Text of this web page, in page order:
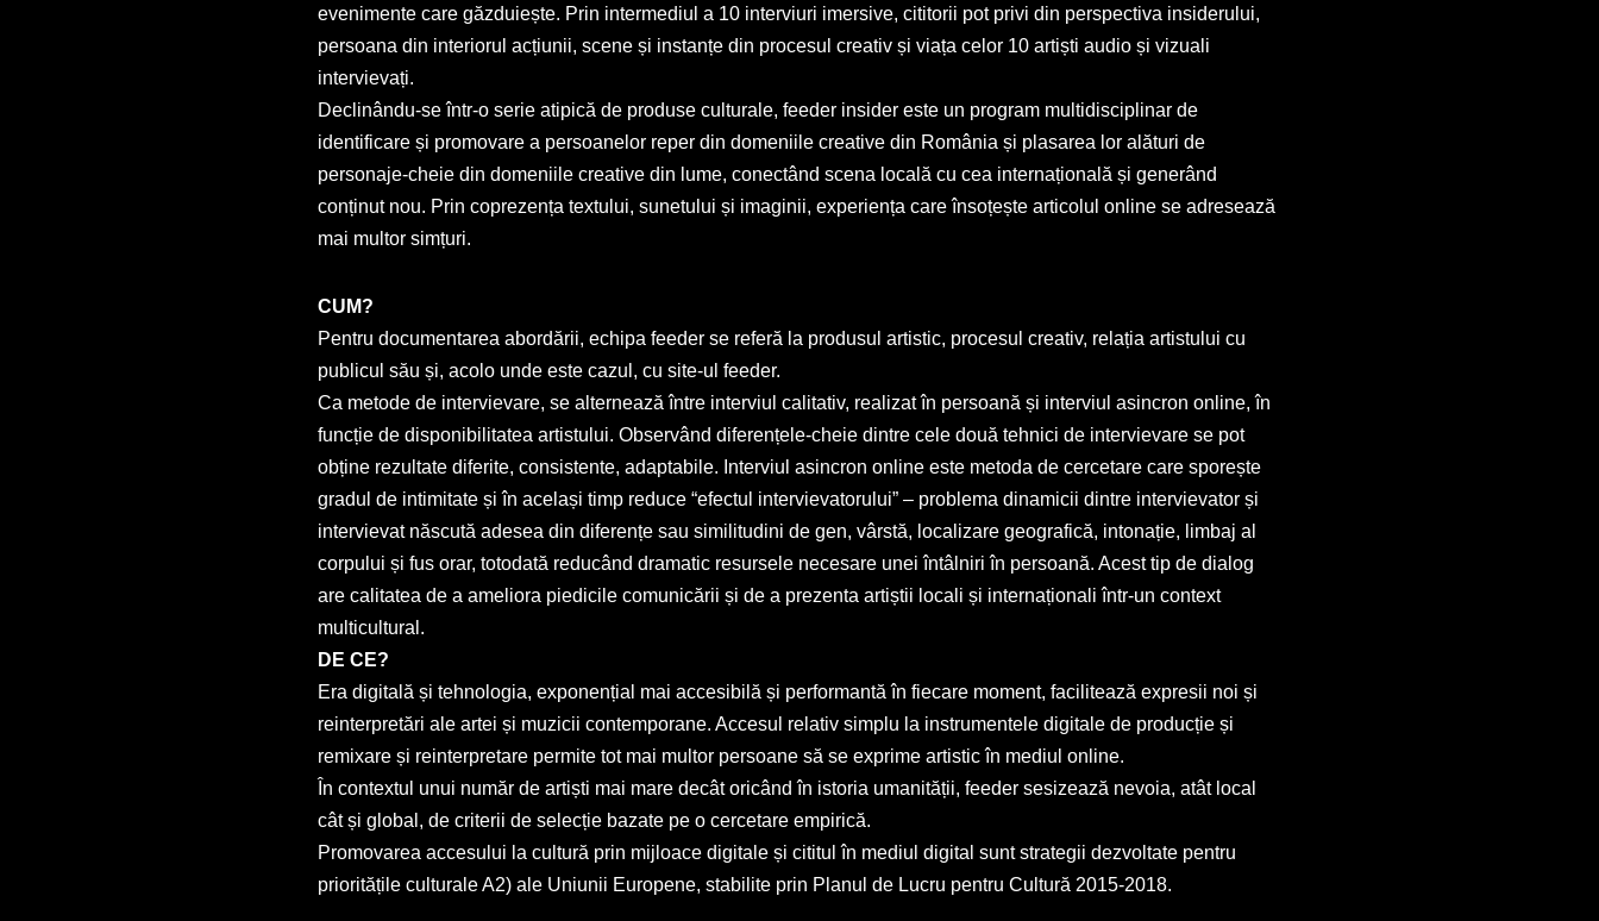
evenimente care găzduiește. Prin intermediul a 10 interviuri imersive, cititorii pot privi din perspectiva insiderului,
persoana din interiorul acțiunii, scene și instanțe din procesul creativ și viața celor 10 artiști audio și vizuali
intervievați.
Declinându-se într-o serie atipică de produse culturale, feeder insider este un program multidisciplinar de
identificare și promovare a persoanelor reper din domeniile creative din România și plasarea lor alături de
personaje-cheie din domeniile creative din lume, conectând scena locală cu cea internațională și generând
conținut nou. Prin coprezența textului, sunetului și imaginii, experiența care însoțește articolul online se adresează
mai multor simțuri.
CUM?
Pentru documentarea abordării, echipa feeder se referă la produsul artistic, procesul creativ, relația artistului cu
publicul său și, acolo unde este cazul, cu site-ul feeder.
Ca metode de intervievare, se alternează între interviul calitativ, realizat în persoană și interviul asincron online, în
funcție de disponibilitatea artistului. Observând diferențele-cheie dintre cele două tehnici de intervievare se pot
obține rezultate diferite, consistente, adaptabile. Interviul asincron online este metoda de cercetare care sporește
gradul de intimitate și în același timp reduce “efectul intervievatorului” – problema dinamicii dintre intervievator și
intervievat născută adesea din diferențe sau similitudini de gen, vârstă, localizare geografică, intonație, limbaj al
corpului și fus orar, totodată reducând dramatic resursele necesare unei întâlniri în persoană. Acest tip de dialog
are calitatea de a ameliora piedicile comunicării și de a prezenta artiștii locali și internaționali într-un context
multicultural.
DE CE?
Era digitală și tehnologia, exponențial mai accesibilă și performantă în fiecare moment, facilitează expresii noi și
reinterpretări ale artei și muzicii contemporane. Accesul relativ simplu la instrumentele digitale de producție și
remixare și reinterpretare permite tot mai multor persoane să se exprime artistic în mediul online.
În contextul unui număr de artiști mai mare decât oricând în istoria umanității, feeder sesizează nevoia, atât local
cât și global, de criterii de selecție bazate pe o cercetare empirică.
Promovarea accesului la cultură prin mijloace digitale și cititul în mediul digital sunt strategii dezvoltate pentru
prioritățile culturale A2) ale Uniunii Europene, stabilite prin Planul de Lucru pentru Cultură 2015-2018.